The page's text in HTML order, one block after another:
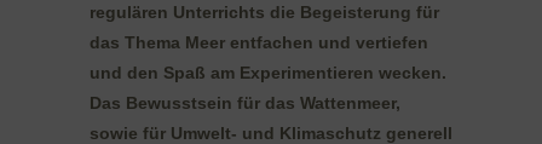
regulären Unterrichts die Begeisterung für
das Thema Meer entfachen und vertiefen
und den Spaß am Experimentieren wecken.
Das Bewusstsein für das Wattenmeer,
sowie für Umwelt- und Klimaschutz generell